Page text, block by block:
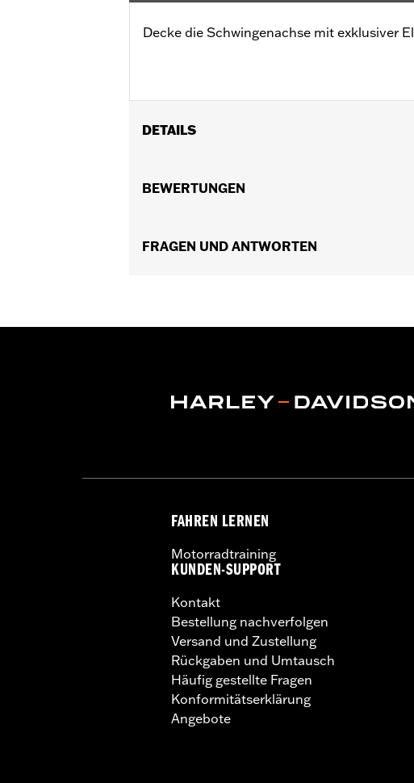
Decke die Schwingenachse mit exklusiver
DETAILS
Position auf Motorrad:
BEWERTUNGEN
FRAGEN UND ANTWORTEN
FAHREN LERNEN
Motorradtraining
KUNDEN-SUPPORT
Kontakt
Bestellung nachverfolgen
Versand und Zustellung
Rückgaben und Umtausch
Häufig gestellte Fragen
Konformitätserklärung
Angebote